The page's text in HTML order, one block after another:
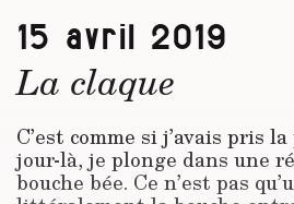
15 avril 2019
La claque
C’est comme si j’avais pris
jour-là, je plonge dans une
bouche bée. Ce n’est pas